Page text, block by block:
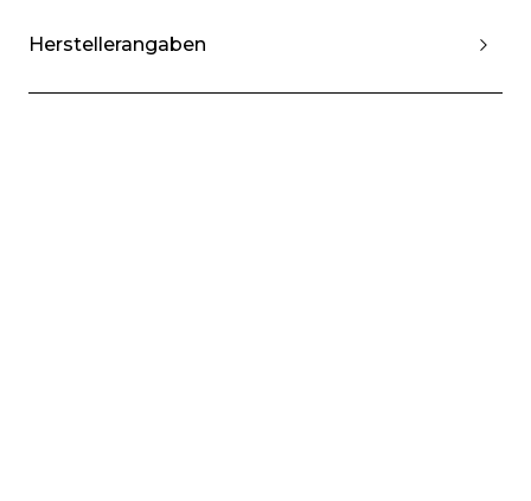
Herstellerangaben